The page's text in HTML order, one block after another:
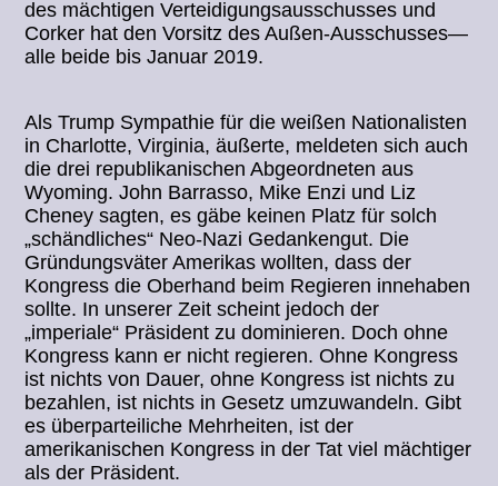
des mächtigen Verteidigungsausschusses und
Corker hat den Vorsitz des Außen-Ausschusses—
alle beide bis Januar 2019.
Als Trump Sympathie für die weißen Nationalisten
in Charlotte, Virginia, äußerte, meldeten sich auch
die drei republikanischen Abgeordneten aus
Wyoming. John Barrasso, Mike Enzi und Liz
Cheney sagten, es gäbe keinen Platz für solch
„schändliches“ Neo-Nazi Gedankengut. Die
Gründungsväter Amerikas wollten, dass der
Kongress die Oberhand beim Regieren innehaben
sollte. In unserer Zeit scheint jedoch der
„imperiale“ Präsident zu dominieren. Doch ohne
Kongress kann er nicht regieren. Ohne Kongress
ist nichts von Dauer, ohne Kongress ist nichts zu
bezahlen, ist nichts in Gesetz umzuwandeln. Gibt
es überparteiliche Mehrheiten, ist der
amerikanischen Kongress in der Tat viel mächtiger
als der Präsident.